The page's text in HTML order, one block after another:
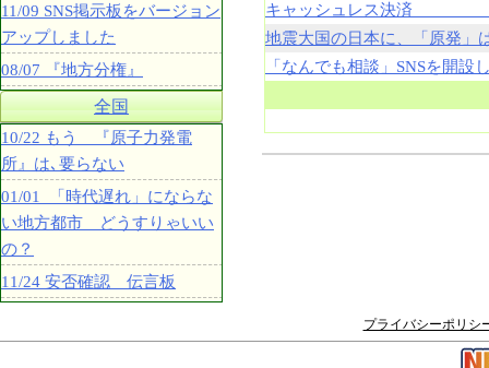
キャッシュレス決済 （
地震大国の日本に、「原発」
「なんでも相談」SNSを開設
11/09 SNS掲示板をバージョン
アップしました
08/07 『地方分権』
全国
10/22 もう 『原子力発電
所』は､要らない
01/01 「時代遅れ」にならな
い地方都市 どうすりゃいい
の？
11/24 安否確認 伝言板
プライバシーポリシ